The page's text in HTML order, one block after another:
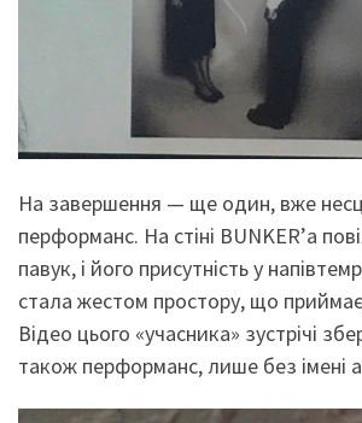
На завершення — ще один, вже
перформанс. На стіні BUNKER’а
павук, і його присутність у
стала жестом простору, що
Відео цього «учасника» зустрічі
також перформанс, лише без імені